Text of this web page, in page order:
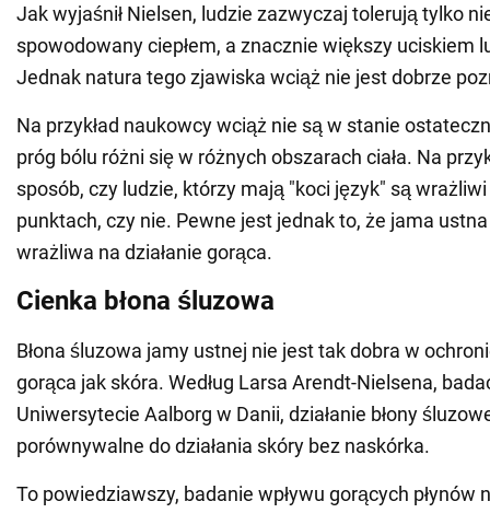
Jak wyjaśnił Nielsen, ludzie zazwyczaj tolerują tylko
spowodowany ciepłem, a znacznie większy uciskiem
Jednak natura tego zjawiska wciąż nie jest dobrze
Na przykład naukowcy wciąż nie są w stanie
próg bólu różni się w różnych obszarach ciała. Na
sposób, czy ludzie, którzy mają "koci język" są wrażliwi
punktach, czy nie. Pewne jest jednak to, że jama
wrażliwa na działanie gorąca.
Cienka błona śluzowa
Błona śluzowa jamy ustnej nie jest tak dobra w
gorąca jak skóra. Według Larsa Arendt-Nielsena,
Uniwersytecie Aalborg w Danii, działanie błony
porównywalne do działania skóry bez naskórka.
To powiedziawszy, badanie wpływu gorących płynów